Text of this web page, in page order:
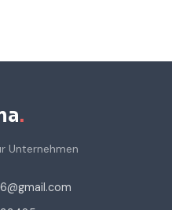
.
Unternehmen